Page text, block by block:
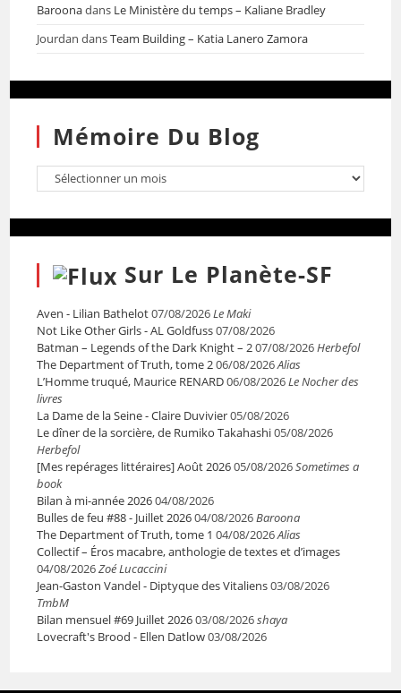
Baroonadans Le Ministère du temps – Kaliane Bradley
Jourdan dansTeam Building – Katia Lanero Zamora
Mémoire Du Blog
Sur Le Planète-SF
Aven - Lilian Bathelot07/08/2026Le Maki
Not Like Other Girls - AL Goldfuss07/08/2026
Batman – Legends of the Dark Knight – 207/08/2026Herbefol
The Department of Truth, tome 206/08/2026Alias
L’Homme truqué, Maurice RENARD06/08/2026Le Nocher des
livres
La Dame de la Seine - Claire Duvivier05/08/2026
Le dîner de la sorcière, de Rumiko Takahashi05/08/2026
Herbefol
[Mes repérages littéraires] Août 202605/08/2026Sometimes a
book
Bilan à mi-année 202604/08/2026
Bulles de feu #88 - Juillet 202604/08/2026Baroona
The Department of Truth, tome 1 04/08/2026Alias
Collectif – Éros macabre, anthologie de textes et d’images
04/08/2026Zoé Lucaccini
Jean-Gaston Vandel - Diptyque des Vitaliens03/08/2026
TmbM
Bilan mensuel #69 Juillet 202603/08/2026shaya
Lovecraft's Brood - Ellen Datlow03/08/2026